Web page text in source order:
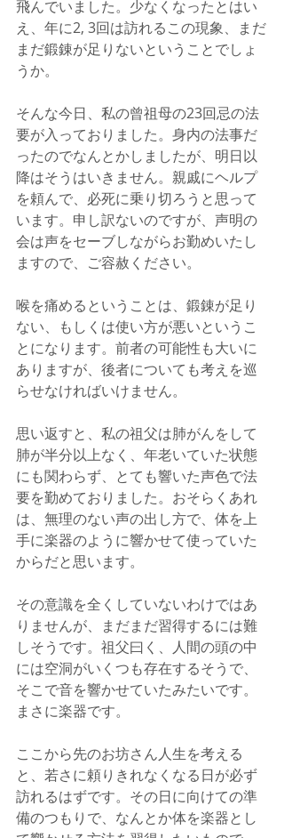
飛んでいました。少なくなったとはい
え、年に2, 3回は訪れるこの現象、まだ
まだ鍛錬が足りないということでしょ
うか。
そんな今日、私の曾祖母の23回忌の法
要が入っておりました。身内の法事だ
ったのでなんとかしましたが、明日以
降はそうはいきません。親戚にヘルプ
を頼んで、必死に乗り切ろうと思って
います。申し訳ないのですが、声明の
会は声をセーブしながらお勤めいたし
ますので、ご容赦ください。
喉を痛めるということは、鍛錬が足り
ない、もしくは使い方が悪いというこ
とになります。前者の可能性も大いに
ありますが、後者についても考えを巡
らせなければいけません。
思い返すと、私の祖父は肺がんをして
肺が半分以上なく、年老いていた状態
にも関わらず、とても響いた声色で法
要を勤めておりました。おそらくあれ
は、無理のない声の出し方で、体を上
手に楽器のように響かせて使っていた
からだと思います。
その意識を全くしていないわけではあ
りませんが、まだまだ習得するには難
しそうです。祖父曰く、人間の頭の中
には空洞がいくつも存在するそうで、
そこで音を響かせていたみたいです。
まさに楽器です。
ここから先のお坊さん人生を考える
と、若さに頼りきれなくなる日が必ず
訪れるはずです。その日に向けての準
備のつもりで、なんとか体を楽器とし